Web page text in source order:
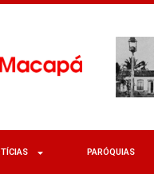
PARÓQUIAS